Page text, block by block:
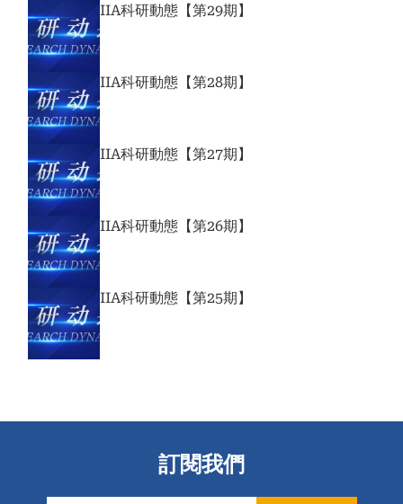
IIA科研動態【第29期】
IIA科研動態【第28期】
IIA科研動態【第27期】
IIA科研動態【第26期】
IIA科研動態【第25期】
訂閱我們